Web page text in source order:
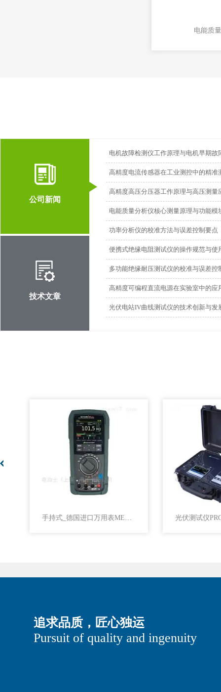
电能质
公司新闻
技术文章
电机故障检测仪工作原理与电机早期故
高精度电流传感器在工业测控中的精准
高精度高压分压器工作原理与高压测量
电能质量分析仪核心测量原理与功能模
功率分析仪的校准方法与误差控制要点
便携式绝缘电阻测试仪的操作规范与使
多功能绝缘耐压测试仪的校准与误差控
高精度可编程直流电源在实验室中的应
光伏电站IV曲线测试仪的技术创新与发
光伏测试仪PROFITEST PV 1500
追求品质，匠心独运
Pursuit of quality and ingenuity